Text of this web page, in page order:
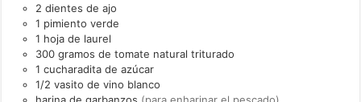
2 dientes de ajo
1 pimiento verde
1 hoja de laurel
300 gramos de tomate natural triturado
1 cucharadita de azúcar
1/2 vasito de vino blanco
harina de garbanzos (para enharinar el pescado)